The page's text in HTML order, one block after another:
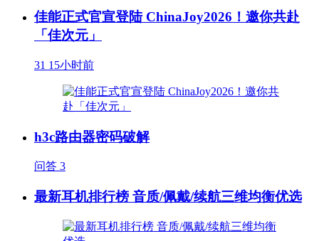
佳能正式官宣登陆 ChinaJoy2026！邀你共赴
「佳次元」
31 15小时前
h3c路由器密码破解
问答 3
最新耳机排行榜 音质/佩戴/续航三维均衡优选